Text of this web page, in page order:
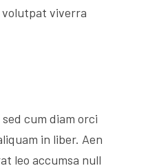
volutpat viverra
cum diam orci
in liber. Aen
leo accumsa null